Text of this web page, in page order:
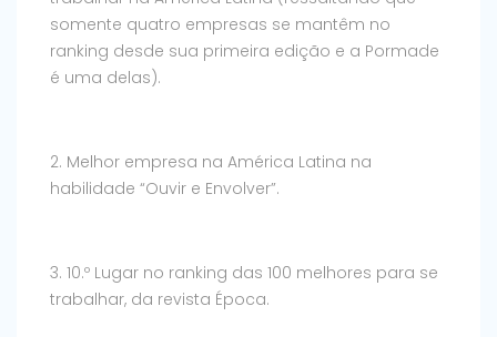
somente quatro empresas se mantêm no
ranking desde sua primeira edição e a Pormade
é uma delas).
2. Melhor empresa na América Latina na
habilidade “Ouvir e Envolver”.
3. 10.º Lugar no ranking das 100 melhores para se
trabalhar, da revista Época.